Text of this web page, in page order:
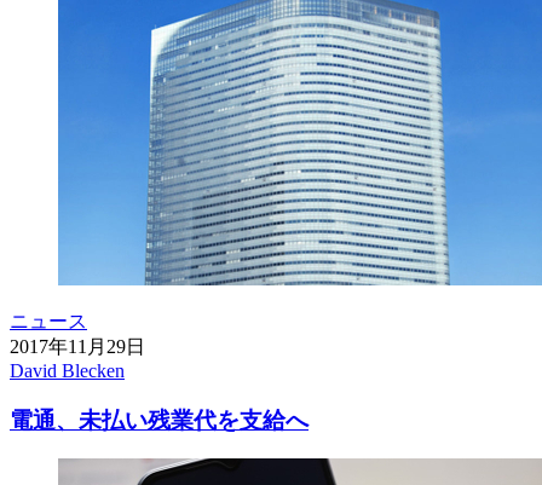
ニュース
2017年11月29日
David Blecken
電通、未払い残業代を支給へ